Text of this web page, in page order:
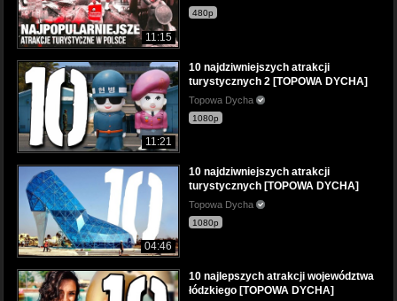
11:15
480p
11:21
10 najdziwniejszych atrakcji
turystycznych 2 [TOPOWA DYCHA]
Topowa Dycha
1080p
04:46
10 najdziwniejszych atrakcji
turystycznych [TOPOWA DYCHA]
Topowa Dycha
1080p
10 najlepszych atrakcji województwa
łódzkiego [TOPOWA DYCHA]